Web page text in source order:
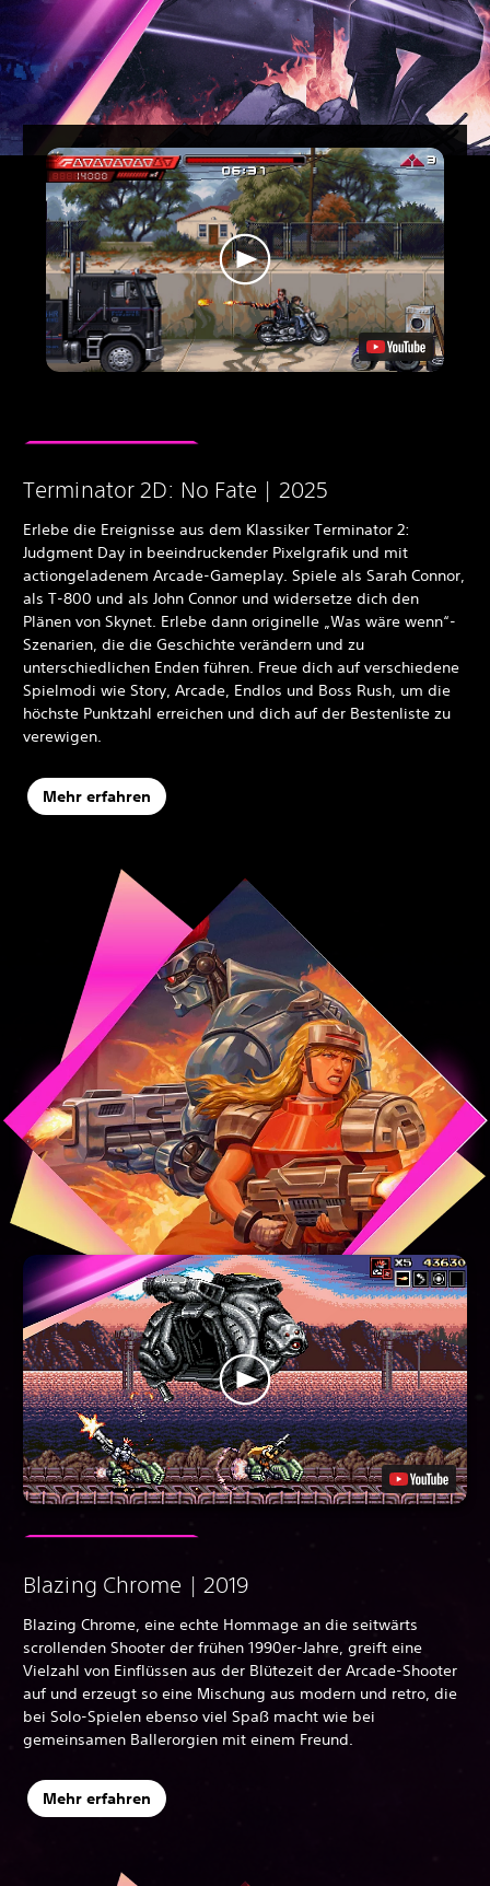
Terminator 2D: No Fate | 2025
Erlebe die Ereignisse aus dem Klassiker Terminator 2:
Judgment Day in beeindruckender Pixelgrafik und mit
actiongeladenem Arcade-Gameplay. Spiele als Sarah Connor,
als T-800 und als John Connor und widersetze dich den
Plänen von Skynet. Erlebe dann originelle „Was wäre wenn“-
Szenarien, die die Geschichte verändern und zu
unterschiedlichen Enden führen. Freue dich auf verschiedene
Spielmodi wie Story, Arcade, Endlos und Boss Rush, um die
höchste Punktzahl erreichen und dich auf der Bestenliste zu
verewigen.
Mehr erfahren
Blazing Chrome | 2019
Blazing Chrome, eine echte Hommage an die seitwärts
scrollenden Shooter der frühen 1990er-Jahre, greift eine
Vielzahl von Einflüssen aus der Blütezeit der Arcade-Shooter
auf und erzeugt so eine Mischung aus modern und retro, die
bei Solo-Spielen ebenso viel Spaß macht wie bei
gemeinsamen Ballerorgien mit einem Freund.
Mehr erfahren